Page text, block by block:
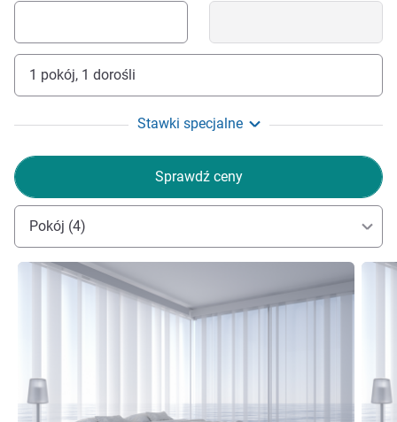
1 pokój, 1 dorośli
Stawki specjalne
Sprawdź ceny
Pokój (4)
Pokaż szczegóły Pokaż